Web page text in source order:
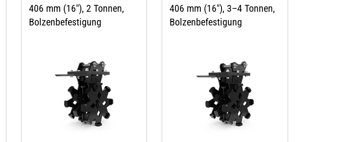
406 mm (16"), 2 Tonnen,
Bolzenbefestigung
406 mm (16"), 3–4 Tonnen,
Bolzenbefestigung